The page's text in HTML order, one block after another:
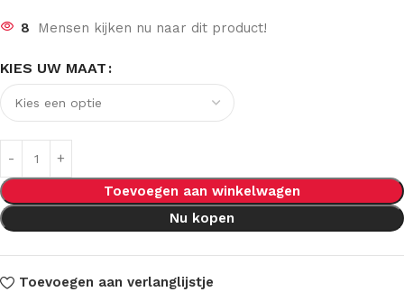
8 Mensen kijken nu naar dit product!
KIES UW MAAT
Toevoegen aan winkelwagen
Nu kopen
Toevoegen aan verlanglijstje